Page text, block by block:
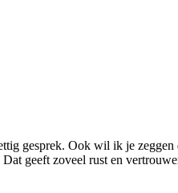
gesprek. Ook wil ik je
Dat geeft zoveel rust en